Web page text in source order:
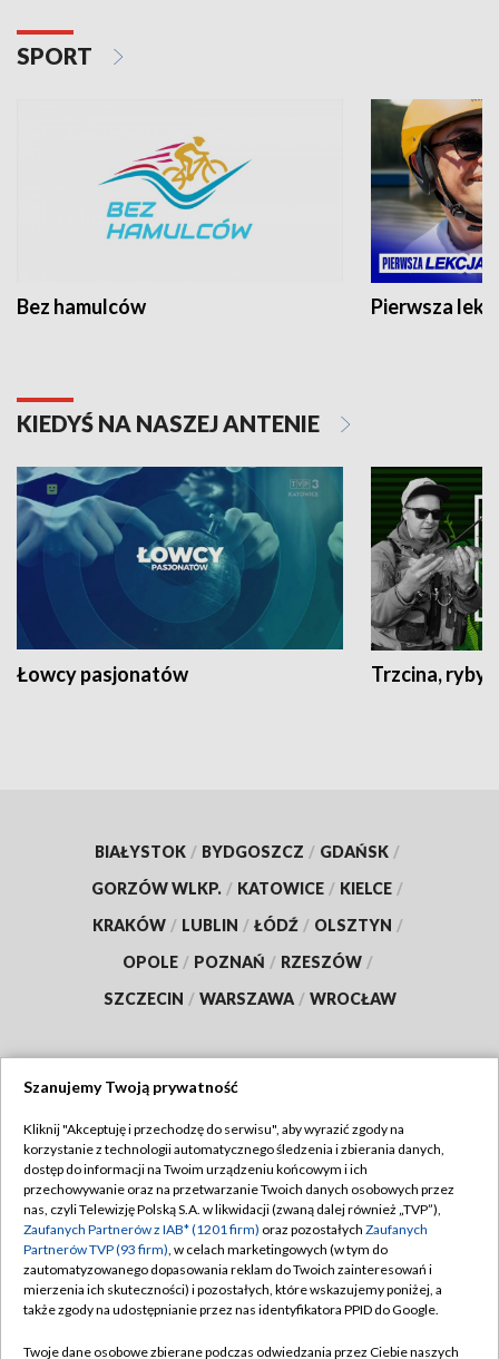
SPORT
Bez hamulców Pierwsza
KIEDYŚ NA NASZEJ ANTENIE
Łowcy pasjonatów Trzcina, ryby
BIAŁYSTOK / BYDGOSZCZ / GDAŃSK /
GORZÓW WLKP. / KATOWICE / KIELCE /
KRAKÓW / LUBLIN / ŁÓDŹ / OLSZTYN /
OPOLE / POZNAŃ / RZESZÓW /
SZCZECIN / WARSZAWA / WROCŁAW
TVP
Abonament TVP
Emisja w TVP
Centrum informacji TVP
Naziemna Telewizja Cyfrowa
Regulamin TVP
Polityka prywatności
Moje zgody
Pomoc
Szanujemy Twoją prywatność
Kliknij "Akceptuję i przechodzę do serwisu", aby wyrazić zgody na
korzystanie z technologii automatycznego śledzenia i zbierania danych,
dostęp do informacji na Twoim urządzeniu końcowym i ich
przechowywanie oraz na przetwarzanie Twoich danych osobowych przez
nas, czyli Telewizję Polską S.A. w likwidacji (zwaną dalej również „TVP”),
Zaufanych Partnerów z IAB* (1201 firm) oraz pozostałych Zaufanych
Partnerów TVP (93 firm), w celach marketingowych (w tym do
zautomatyzowanego dopasowania reklam do Twoich zainteresowań i
mierzenia ich skuteczności) i pozostałych, które wskazujemy poniżej, a
także zgody na udostępnianie przez nas identyfikatora PPID do Google.
Twoje dane osobowe zbierane podczas odwiedzania przez Ciebie naszych